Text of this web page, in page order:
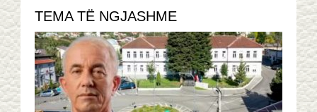
TEMA TË NGJASHME